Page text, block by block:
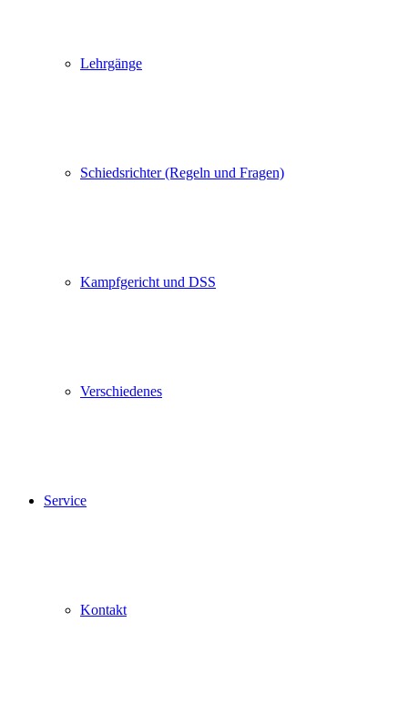
Lehrgänge
Schiedsrichter (Regeln und Fragen)
Kampfgericht und DSS
Verschiedenes
Service
Kontakt